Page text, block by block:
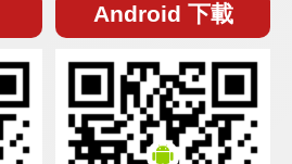
Android 下載